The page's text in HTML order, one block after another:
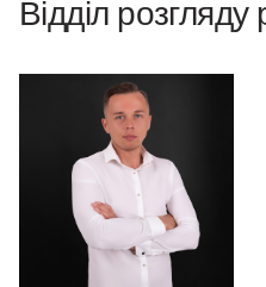
Відділ